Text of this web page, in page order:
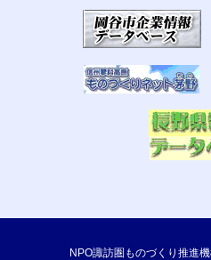
NPO諏訪圏ものづくり推進